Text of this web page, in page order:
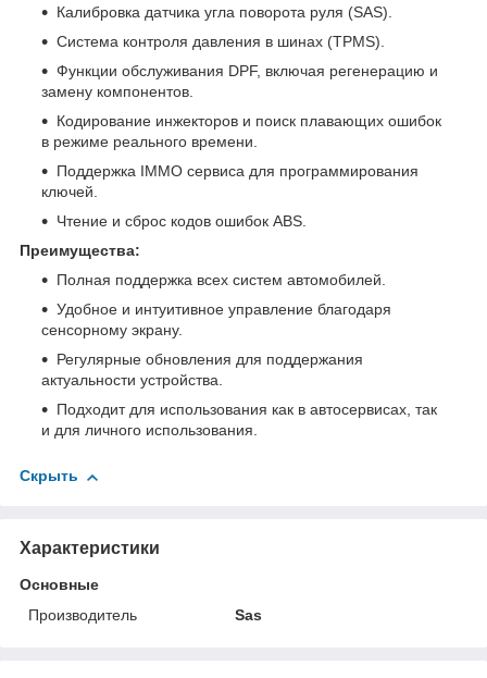
Калибровка датчика угла поворота руля (SAS).
Система контроля давления в шинах (TPMS).
Функции обслуживания DPF, включая регенерацию и
замену компонентов.
Кодирование инжекторов и поиск плавающих ошибок
в режиме реального времени.
Поддержка IMMO сервиса для программирования
ключей.
Чтение и сброс кодов ошибок ABS.
Преимущества:
Полная поддержка всех систем автомобилей.
Удобное и интуитивное управление благодаря
сенсорному экрану.
Регулярные обновления для поддержания
актуальности устройства.
Подходит для использования как в автосервисах, так
и для личного использования.
Скрыть
Характеристики
Основные
Производитель
Sas